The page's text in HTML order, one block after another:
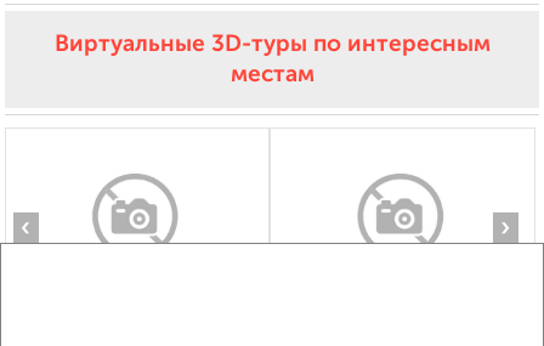
Виртуальные 3D-туры по интересным
местам
‹ ›